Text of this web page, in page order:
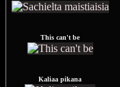
This can't be
Kaliaa pikana